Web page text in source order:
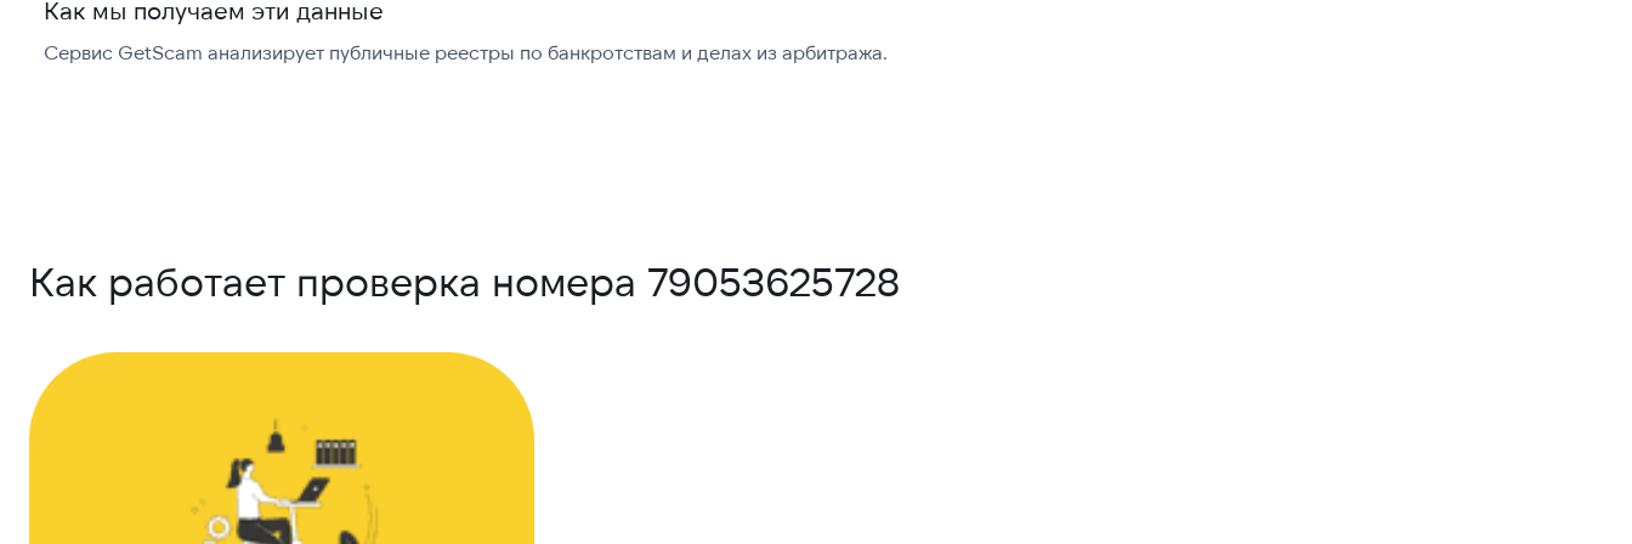
Как мы получаем эти данные
Сервис GetScam анализирует публичные реестры по банкротствам и делах из арбитража.
Как работает проверка номера 79053625728